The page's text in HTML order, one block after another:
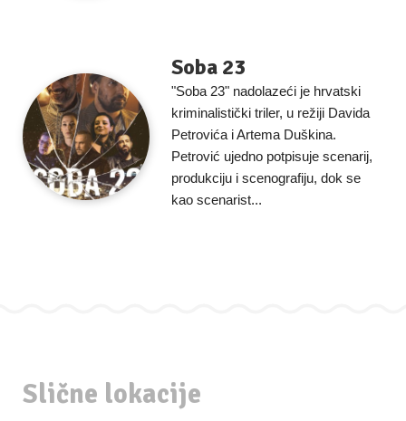
Soba 23
"Soba 23" nadolazeći je hrvatski
kriminalistički triler, u režiji Davida
Petrovića i Artema Duškina.
Petrović ujedno potpisuje scenarij,
produkciju i scenografiju, dok se
kao scenarist...
Slične lokacije